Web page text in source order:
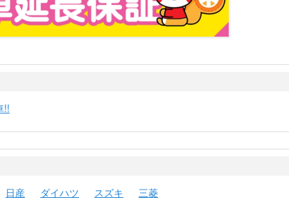
!!
日産 ダイハツ スズキ
三菱